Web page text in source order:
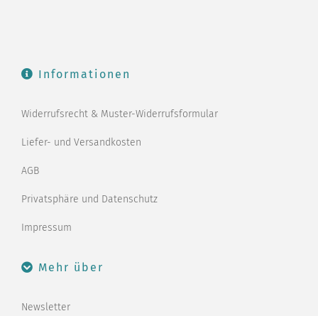
Informationen
Widerrufsrecht & Muster-Widerrufsformular
Liefer- und Versandkosten
AGB
Privatsphäre und Datenschutz
Impressum
Mehr über
Newsletter